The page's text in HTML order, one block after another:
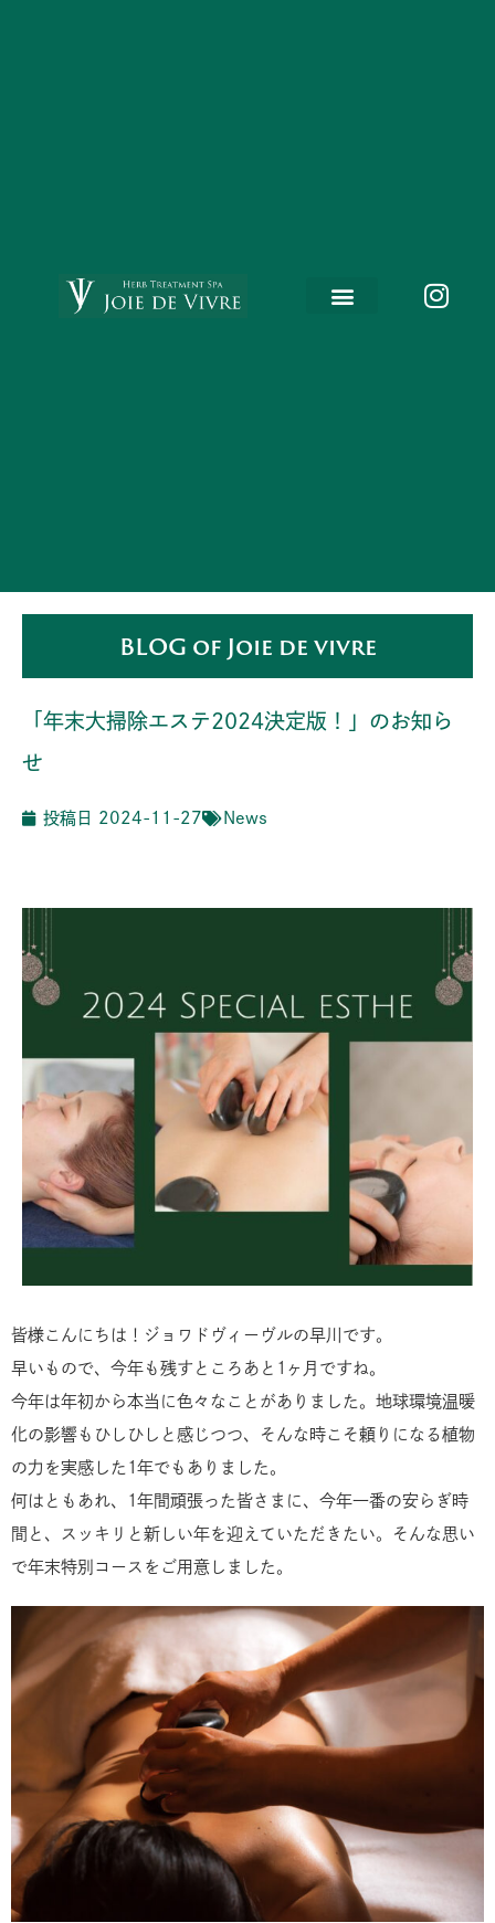
BLOG of Joie de vivre
「年末大掃除エステ2024決定版！」のお知ら
せ
投稿日 2024-11-27 News
皆様こんにちは！ジョワドヴィーヴルの早川です。
早いもので、今年も残すところあと1ヶ月ですね。
今年は年初から本当に色々なことがありました。地球環境温暖
化の影響もひしひしと感じつつ、そんな時こそ頼りになる植物
の力を実感した1年でもありました。
何はともあれ、1年間頑張った皆さまに、今年一番の安らぎ時
間と、スッキリと新しい年を迎えていただきたい。そんな思い
で年末特別コースをご用意しました。